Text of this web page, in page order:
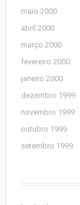
maio 2000
abril 2000
março 2000
fevereiro 2000
janeiro 2000
dezembro 1999
novembro 1999
outubro 1999
setembro 1999